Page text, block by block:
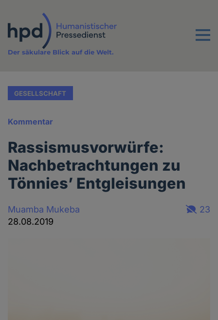
Inhalt
Menu
Der säkulare Blick auf die Welt.
GESELLSCHAFT
Kommentar
Rassismusvorwürfe:
Nachbetrachtungen zu
Tönnies’ Entgleisungen
Muamba Mukeba
28.08.2019
23